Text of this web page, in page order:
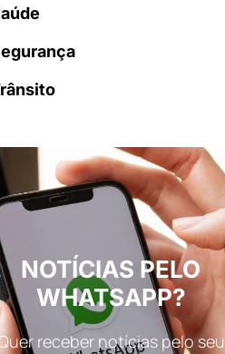
NOTÍCIAS PELO
WHATSAPP?
receber notícias pelo seu